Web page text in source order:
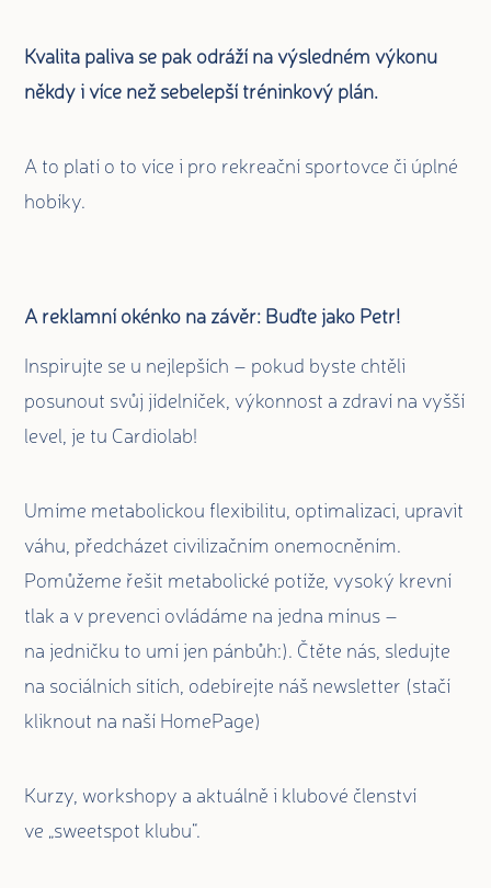
Kvalita paliva se pak odráží na výsledném výkonu
někdy i více než sebelepší tréninkový plán.
A to platí o to více i pro rekreační sportovce či úplné
hobíky.
A reklamní okénko na závěr: Buďte jako Petr!
Inspirujte se u nejlepších – pokud byste chtěli
posunout svůj jídelníček, výkonnost a zdraví na vyšší
level, je tu Cardiolab!
Umíme metabolickou flexibilitu, optimalizaci, upravit
váhu, předcházet civilizačním onemocněním.
Pomůžeme řešit metabolické potíže, vysoký krevní
tlak a v prevenci ovládáme na jedna mínus –
na jedničku to umí jen pánbůh:). Čtěte nás, sledujte
na sociálních sítích, odebírejte náš newsletter (stačí
kliknout na naší HomePage)
Kurzy, workshopy a aktuálně i klubové členství
ve „sweetspot klubu“.